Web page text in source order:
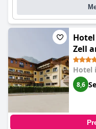
Zell
Hotel
8,6